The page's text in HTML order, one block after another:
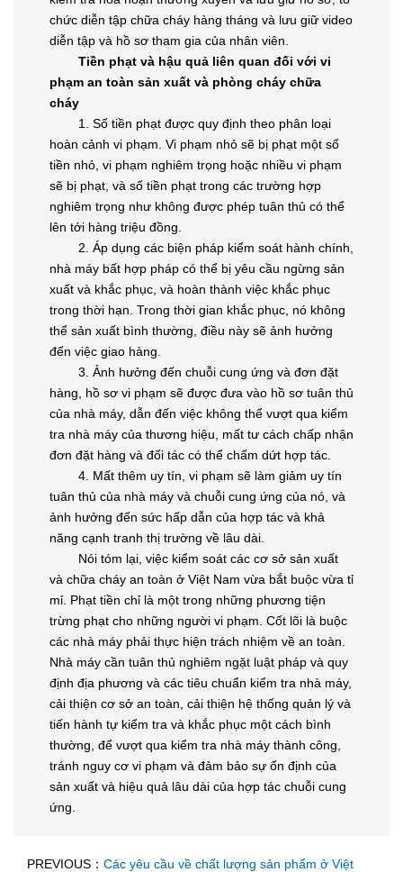
chức diễn tập chữa cháy hàng tháng và lưu giữ video
diễn tập và hồ sơ tham gia của nhân viên.
Tiền phạt và hậu quả liên quan đối với vi
phạm an toàn sản xuất và phòng cháy chữa
cháy
1. Số tiền phạt được quy định theo phân loại
hoàn cảnh vi phạm. Vi phạm nhỏ sẽ bị phạt một số
tiền nhỏ, vi phạm nghiêm trọng hoặc nhiều vi phạm
sẽ bị phạt, và số tiền phạt trong các trường hợp
nghiêm trọng như không được phép tuân thủ có thể
lên tới hàng triệu đồng.
2. Áp dụng các biện pháp kiểm soát hành chính,
nhà máy bất hợp pháp có thể bị yêu cầu ngừng sản
xuất và khắc phục, và hoàn thành việc khắc phục
trong thời hạn. Trong thời gian khắc phục, nó không
thể sản xuất bình thường, điều này sẽ ảnh hưởng
đến việc giao hàng.
3. Ảnh hưởng đến chuỗi cung ứng và đơn đặt
hàng, hồ sơ vi phạm sẽ được đưa vào hồ sơ tuân thủ
của nhà máy, dẫn đến việc không thể vượt qua kiểm
tra nhà máy của thương hiệu, mất tư cách chấp nhận
đơn đặt hàng và đối tác có thể chấm dứt hợp tác.
4. Mất thêm uy tín, vi phạm sẽ làm giảm uy tín
tuân thủ của nhà máy và chuỗi cung ứng của nó, và
ảnh hưởng đến sức hấp dẫn của hợp tác và khả
năng cạnh tranh thị trường về lâu dài.
Nói tóm lại, việc kiểm soát các cơ sở sản xuất
và chữa cháy an toàn ở Việt Nam vừa bắt buộc vừa tỉ
mỉ. Phạt tiền chỉ là một trong những phương tiện
trừng phạt cho những người vi phạm. Cốt lõi là buộc
các nhà máy phải thực hiện trách nhiệm về an toàn.
Nhà máy cần tuân thủ nghiêm ngặt luật pháp và quy
định địa phương và các tiêu chuẩn kiểm tra nhà máy,
cải thiện cơ sở an toàn, cải thiện hệ thống quản lý và
tiến hành tự kiểm tra và khắc phục một cách bình
thường, để vượt qua kiểm tra nhà máy thành công,
tránh nguy cơ vi phạm và đảm bảo sự ổn định của
sản xuất và hiệu quả lâu dài của hợp tác chuỗi cung
ứng.
PREVIOUS： Các yêu cầu về chất lượng sản phẩm ở Việt